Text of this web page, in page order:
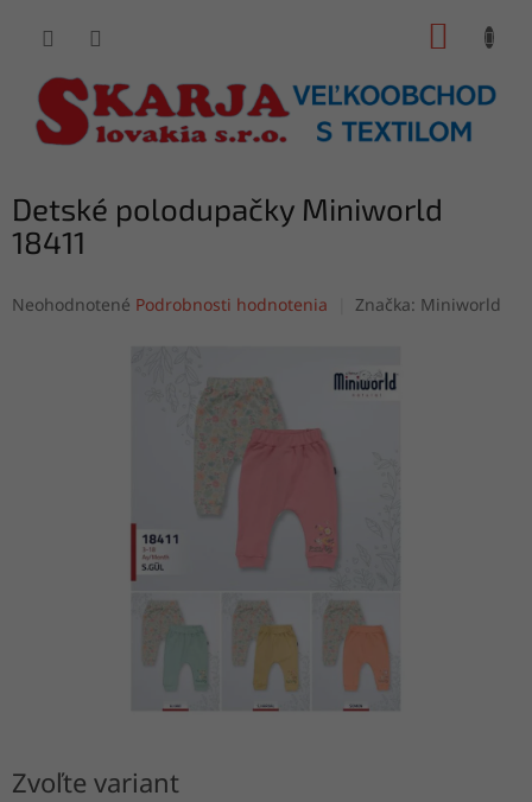
Detské polodupačky Miniworld
18411
Priemerné
Neohodnotené Podrobnosti hodnotenia Značka: Miniworld
Zvoľte variant